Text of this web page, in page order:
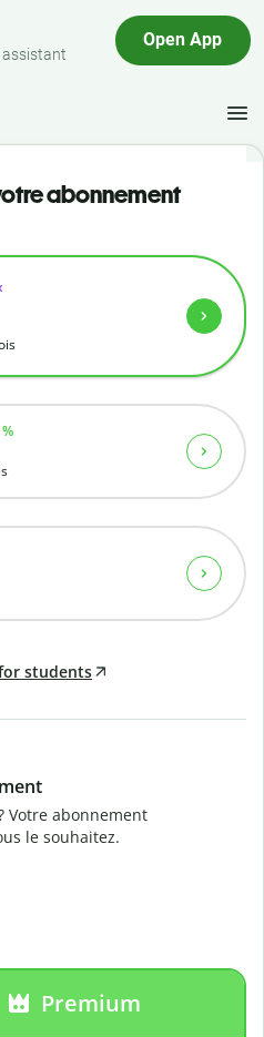
Open App
Premium
abonnement
students
Votre abonnement
le souhaitez.